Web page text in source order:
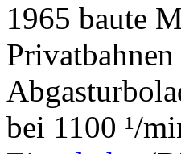
1965 baute
bei 1100 ¹/